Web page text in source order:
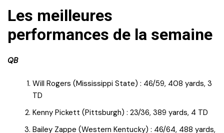
Les meilleures
performances de la semaine
QB
Will Rogers (Mississippi State) : 46/59, 408 yards, 3
TD
Kenny Pickett (Pittsburgh) : 23/36, 389 yards, 4 TD
Bailey Zappe (Western Kentucky) : 46/64, 488 yards,